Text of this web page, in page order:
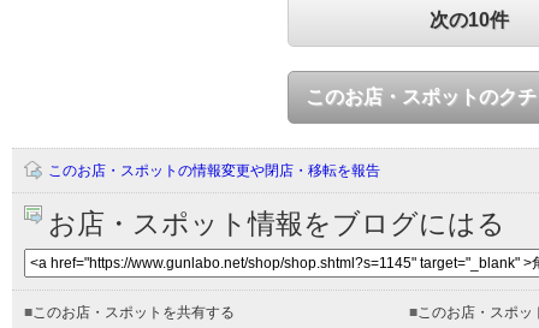
次の10件
このお店・スポットのク
このお店・スポットの情報変更や閉店・移転を報告
お店・スポット情報をブログにはる
■このお店・スポットを共有する ■このお店・スポッ